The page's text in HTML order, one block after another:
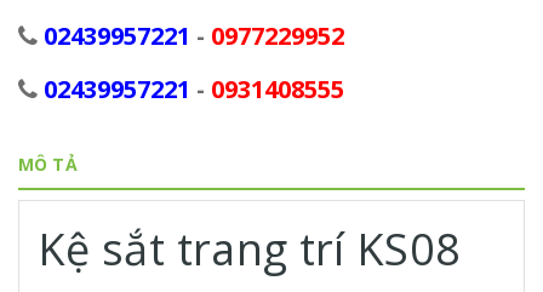
02439957221 - 0977229952
02439957221 - 0931408555
MÔ TẢ
Kệ sắt trang trí KS08